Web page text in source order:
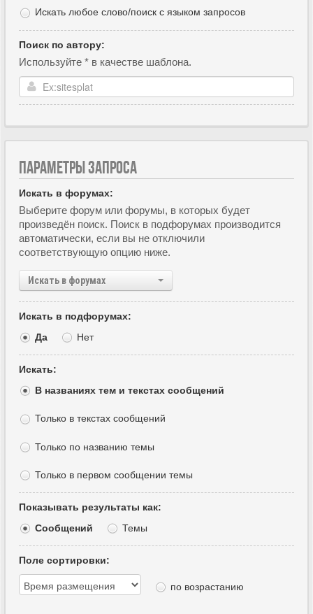
Искать любое слово/поиск с языком запросов
Поиск по автору:
Используйте * в качестве шаблона.
ПАРАМЕТРЫ ЗАПРОСА
Искать в форумах:
Выберите форум или форумы, в которых будет
произведён поиск. Поиск в подфорумах производится
автоматически, если вы не отключили
соответствующую опцию ниже.
Искать в форумах
Искать в подфорумах:
Да
Нет
Искать:
В названиях тем и текстах сообщений
Только в текстах сообщений
Только по названию темы
Только в первом сообщении темы
Показывать результаты как:
Сообщений
Темы
Поле сортировки:
по возрастанию